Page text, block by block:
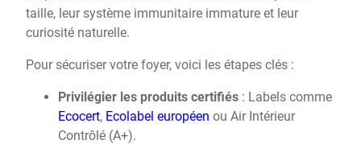
taille, leur système immunitaire immature et leur
curiosité naturelle.
Pour sécuriser votre foyer, voici les étapes clés :
Privilégier les produits certifiés : Labels comme
Ecocert, Ecolabel européen ou Air Intérieur
Contrôlé (A+).